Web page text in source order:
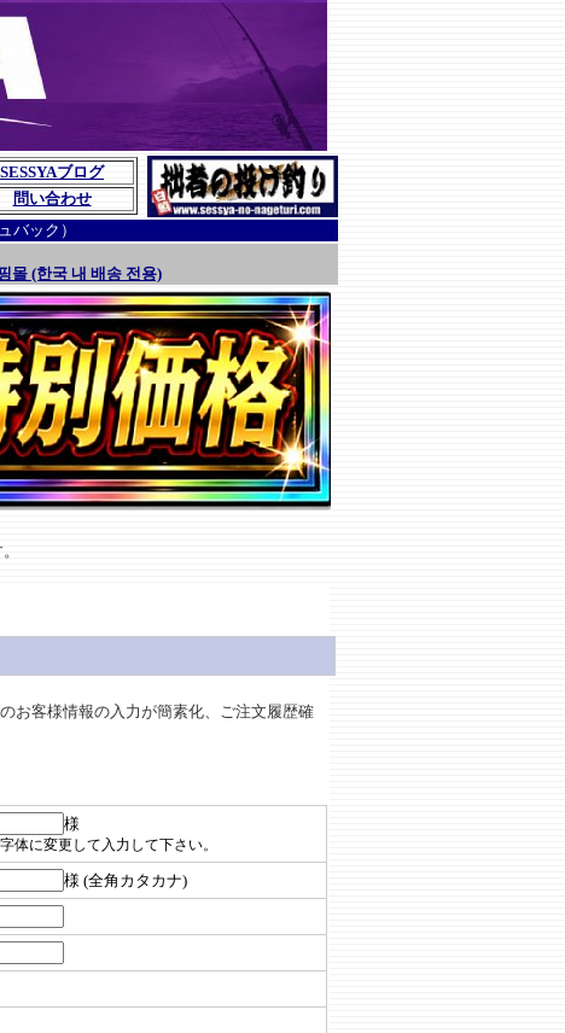
SESSYAブログ
問い合わせ
ック）
몰 (한국 내 배송 전용)
お客様情報の入力が簡素化、ご注文履歴確
様
に変更して入力して下さい。
様 (全角カタカナ)